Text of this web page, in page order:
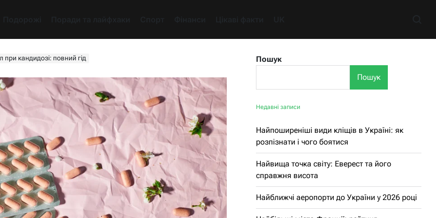
кандидозі: повний гід
Пошук
Пошук
Недавні записи
Найпоширеніші види кліщів в Україні: як
розпізнати і чого боятися
Найвища точка світу: Еверест та його
справжня висота
Найближчі аеропорти до України у 2026 році